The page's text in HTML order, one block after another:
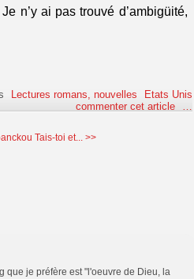
n’y ai pas trouvé d’ambigüité,
Lectures romans, nouvelles
Etats Unis
commenter cet article
…
Tais-toi et... >>
que je préfère est "l'oeuvre de Dieu, la